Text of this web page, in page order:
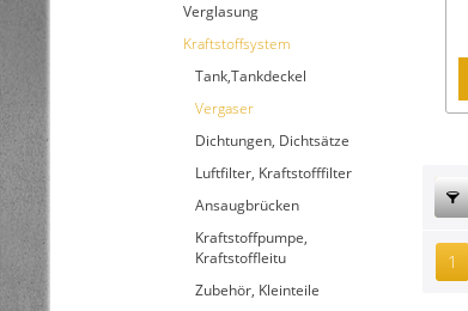
Verglasung
Kraftstoffsystem
Tank,Tankdeckel
Vergaser
Dichtungen, Dichtsätze
Luftfilter, Kraftstofffilter
Ansaugbrücken
Kraftstoffpumpe,
Kraftstoffleitu
Zubehör, Kleinteile
1